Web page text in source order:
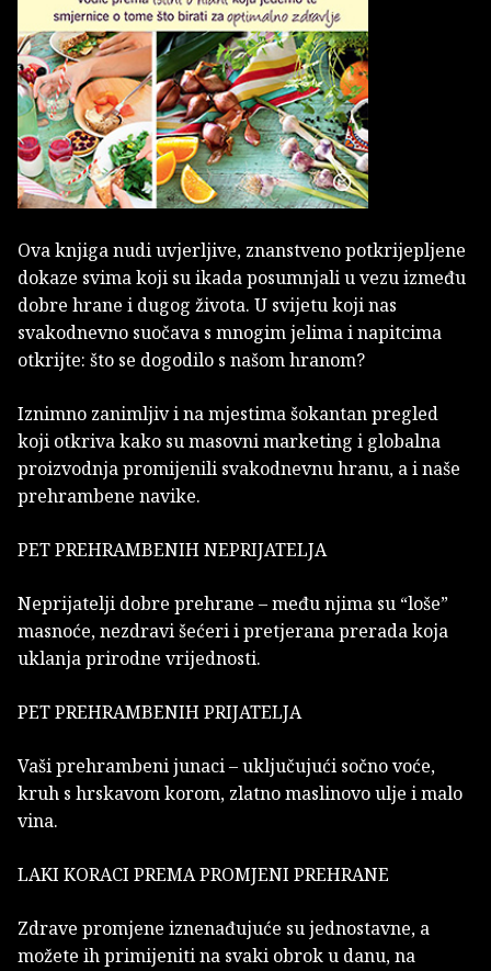
Ova knjiga nudi uvjerljive, znanstveno potkrijepljene
dokaze svima koji su ikada posumnjali u vezu između
dobre hrane i dugog života. U svijetu koji nas
svakodnevno suočava s mnogim jelima i napitcima
otkrijte: što se dogodilo s našom hranom?
Iznimno zanimljiv i na mjestima šokantan pregled
koji otkriva kako su masovni marketing i globalna
proizvodnja promijenili svakodnevnu hranu, a i naše
prehrambene navike.
PET PREHRAMBENIH NEPRIJATELJA
Neprijatelji dobre prehrane – među njima su “loše”
masnoće, nezdravi šećeri i pretjerana prerada koja
uklanja prirodne vrijednosti.
PET PREHRAMBENIH PRIJATELJA
Vaši prehrambeni junaci – uključujući sočno voće,
kruh s hrskavom korom, zlatno maslinovo ulje i malo
vina.
LAKI KORACI PREMA PROMJENI PREHRANE
Zdrave promjene iznenađujuće su jednostavne, a
možete ih primijeniti na svaki obrok u danu, na